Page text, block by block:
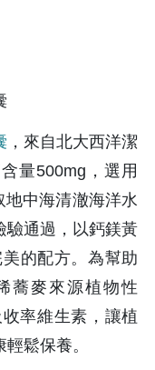
，來自北大西洋潔
量500mg，選用
中海清澈海洋水
驗通過，以鈣鎂黃
的配方。為幫助
蕎麥來源植物性
率維生素，讓植
鬆保養。